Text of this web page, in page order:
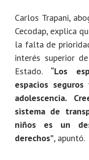
Carlos Trapani,
Cecodap, explica
la falta de
interés superior
Estado. “Los
espacios
adolescencia.
sistema de
niños es un
derechos”, apuntó.